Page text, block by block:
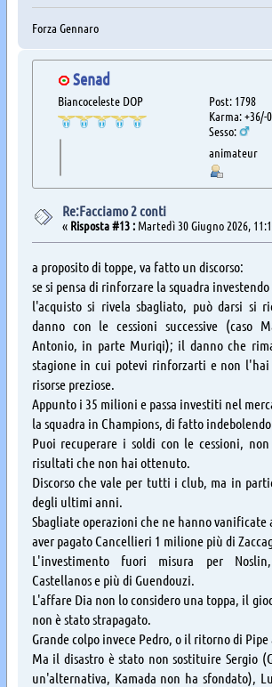
Forza Gennaro
Senad
Biancoceleste DOP
Post: 1798
Karma: +36/-0
Sesso:
animateur
Re:Facciamo 2 conti
« Risposta #13 :Martedì 30 Giugno 2026,
a proposito di toppe, va fatto un discorso:
se si pensa di rinforzare la squadra
l'acquisto si rivela sbagliato, può darsi si
danno con le cessioni successive (caso
Antonio, in parte Muriqi); il danno che
stagione in cui potevi rinforzarti e non l'hai
risorse preziose.
Appunto i 35 milioni e passa investiti nel
la squadra in Champions, di fatto
Puoi recuperare i soldi con le cessioni,
risultati che non hai ottenuto.
Discorso che vale per tutti i club, ma in
degli ultimi anni.
Sbagliate operazioni che ne hanno
aver pagato Cancellieri 1 milione più di
L'investimento fuori misura per
Castellanos e più di Guendouzi.
L'affare Dia non lo considero una toppa, il
non è stato strapagato.
Grande colpo invece Pedro, o il ritorno di Pipe
Ma il disastro è stato non sostituire Sergio
un'alternativa, Kamada non ha sfondato),